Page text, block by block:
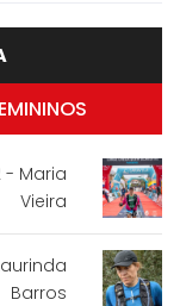
- Maria
Vieira
Barros